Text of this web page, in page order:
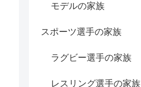
モデルの家族
スポーツ選手の家族
ラグビー選手の家族
レスリング選手の家族